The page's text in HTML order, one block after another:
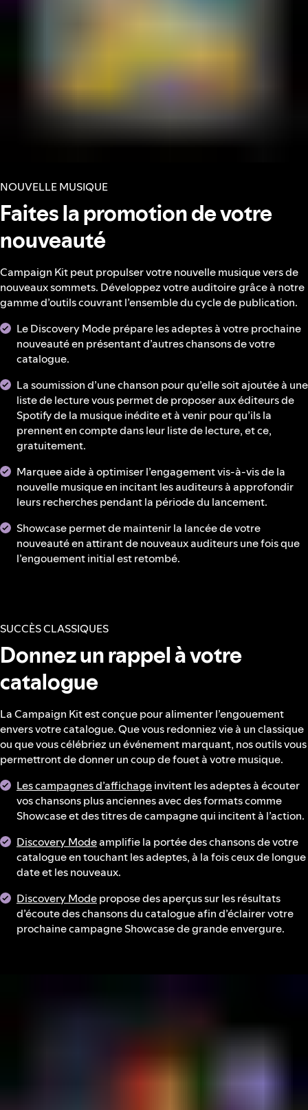
NOUVELLE MUSIQUE
Faites la promotion de votre
nouveauté
Campaign Kit peut propulser votre nouvelle musique vers de
nouveaux sommets. Développez votre auditoire grâce à notre
gamme d’outils couvrant l’ensemble du cycle de publication.
Le Discovery Mode prépare les adeptes à votre prochaine
nouveauté en présentant d’autres chansons de votre
catalogue.
La soumission d’une chanson pour qu’elle soit ajoutée à une
liste de lecture vous permet de proposer aux éditeurs de
Spotify de la musique inédite et à venir pour qu’ils la
prennent en compte dans leur liste de lecture, et ce,
gratuitement.
Marquee aide à optimiser l’engagement vis-à-vis de la
nouvelle musique en incitant les auditeurs à approfondir
leurs recherches pendant la période du lancement.
Showcase permet de maintenir la lancée de votre
nouveauté en attirant de nouveaux auditeurs une fois que
l’engouement initial est retombé.
SUCCÈS CLASSIQUES
Donnez un rappel à votre
catalogue
La Campaign Kit est conçue pour alimenter l’engouement
envers votre catalogue. Que vous redonniez vie à un classique
ou que vous célébriez un événement marquant, nos outils vous
permettront de donner un coup de fouet à votre musique.
Les campagnes d’affichageinvitent les adeptes à écouter
vos chansons plus anciennes avec des formats comme
Showcase et des titres de campagne qui incitent à l’action.
Discovery Modeamplifie la portée des chansons de votre
catalogue en touchant les adeptes, à la fois ceux de longue
date et les nouveaux.
Discovery Modepropose des aperçus sur les résultats
d’écoute des chansons du catalogue afin d’éclairer votre
prochaine campagne Showcase de grande envergure.